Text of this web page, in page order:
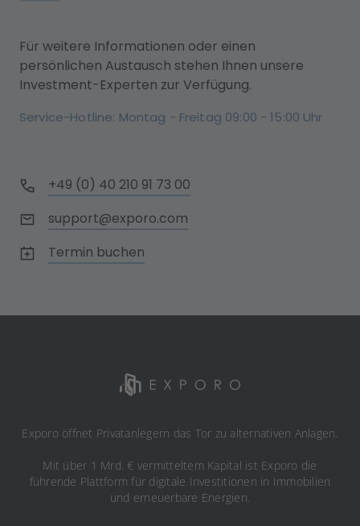
Für weitere Informationen oder einen
persönlichen Austausch stehen Ihnen unsere
Investment-Experten zur Verfügung.
Service-Hotline: Montag - Freitag 09:00 - 15:00 Uhr
+49 (0) 40 210 91 73 00
support@exporo.com
Termin buchen
Exporo öffnet Privatanlegern das Tor zu alternativen Anlagen.
Mit über 1 Mrd. € vermitteltem Kapital ist Exporo die
führende Plattform für digitale Investitionen in Immobilien
und erneuerbare Energien.